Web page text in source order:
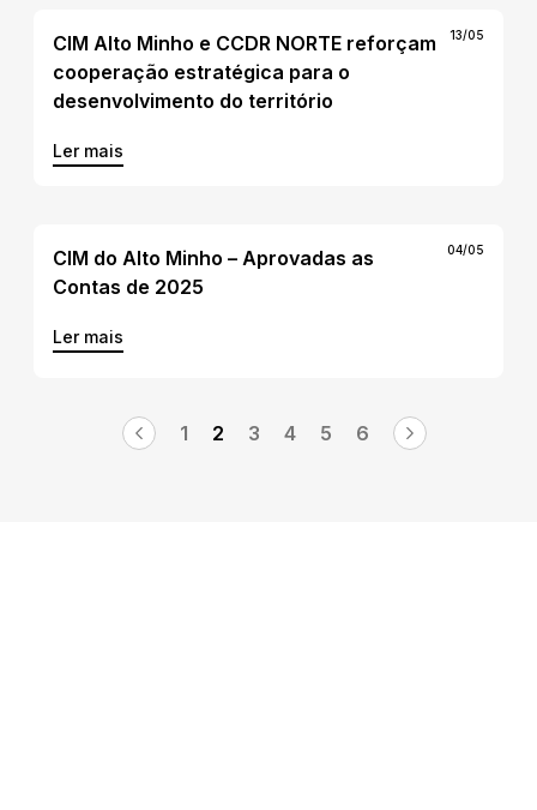
13/05
CIM Alto Minho e CCDR NORTE reforçam
cooperação estratégica para o
desenvolvimento do território
Ler mais
04/05
CIM do Alto Minho – Aprovadas as
Contas de 2025
Ler mais
1 2 3 4 5 6